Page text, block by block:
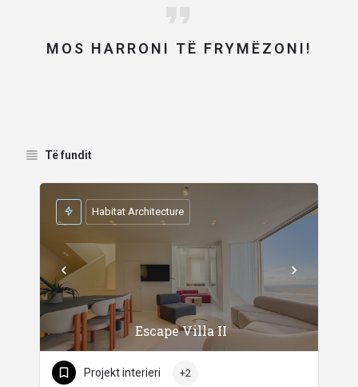
MOS HARRONI TË FRYMËZONI!
Të fundit
Escape Villa II
Habitat Architecture
Projekt interieri +2